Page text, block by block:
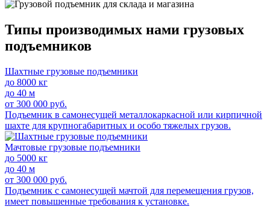
Типы производимых нами грузовых
подъемников
Шахтные грузовые подъемники
до 8000 кг
до 40 м
от 300 000 руб.
Подъемник в самонесущей металлокаркасной или кирпичной
шахте для крупногабаритных и особо тяжелых грузов.
Мачтовые грузовые подъемники
до 5000 кг
до 40 м
от 300 000 руб.
Подъемник с самонесущей мачтой для перемещения грузов,
имеет повышенные требования к установке.